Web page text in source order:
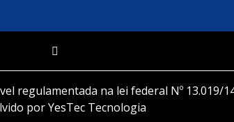
regulamentada na lei federal Nº 13.019/14
por YesTec Tecnologia